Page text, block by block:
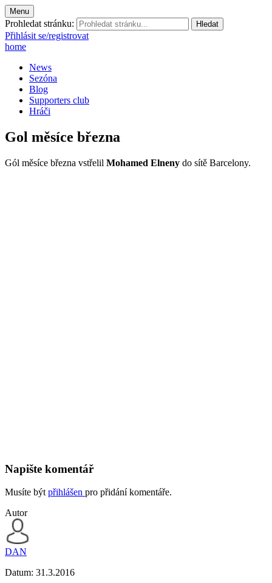
Menu
Prohledat stránku:
Přihlásit se/registrovat
home
News
Sezóna
Blog
Supporters club
Hráči
Gol měsíce března
Gól měsíce března vstřelil Mohamed Elneny do sítě Barcelony.
Napište komentář
Musíte být přihlášen pro přidání komentáře.
Autor
DAN
Datum: 31.3.2016